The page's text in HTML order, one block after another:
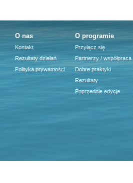
O nas
Kontakt
Rezultaty działań
Polityka prywatności
O programie
Przyłącz się
Partnerzy / współpraca
Dobre praktyki
Rezultaty
Poprzednie edycje